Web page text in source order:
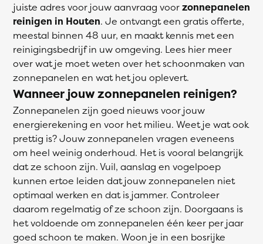
juiste adres voor jouw aanvraag voorzonnepanelen
reinigen in Houten. Je ontvangt een gratis offerte,
meestal binnen 48 uur, en maakt kennis met een
reinigingsbedrijf in uw omgeving. Lees hier meer
over wat je moet weten over het schoonmaken van
zonnepanelen en wat het jou oplevert.
Wanneer jouw zonnepanelen reinigen?
Zonnepanelen zijn goed nieuws voor jouw
energierekening en voor het milieu. Weet je wat ook
prettig is? Jouw zonnepanelen vragen eveneens
om heel weinig onderhoud. Het is vooral belangrijk
dat ze schoon zijn. Vuil, aanslag en vogelpoep
kunnen ertoe leiden dat jouw zonnepanelen niet
optimaal werken en dat is jammer. Controleer
daarom regelmatig of ze schoon zijn. Doorgaans is
het voldoende om zonnepanelen één keer per jaar
goed schoon te maken. Woon je in een bosrijke